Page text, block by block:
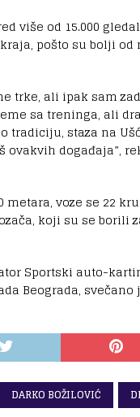
više od 15.000
pošto su bolji
trke, ali ipak sam
sa treninga, ali
tradiciju, staza na
događaja”,
metara, voze se 22
koji su se borili
Sportski auto-
Beograda,
DARKO BOŽILOVIĆ